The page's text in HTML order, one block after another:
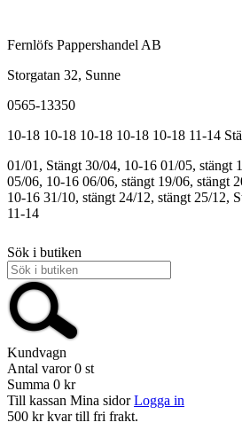
Fernlöfs Pappershandel AB
Storgatan 32, Sunne
0565-13350
10-18 10-18 10-18 10-18 10-18 11-14
01/01, Stängt 30/04, 10-16 01/05, stängt
05/06, 10-16 06/06, stängt 19/06, stängt
10-16 31/10, stängt 24/12, stängt 25/12,
11-14
Sök i butiken
Kundvagn
Antal varor 0 st
Summa 0 kr
Till kassan Mina sidor Logga in
500 kr kvar till fri frakt.